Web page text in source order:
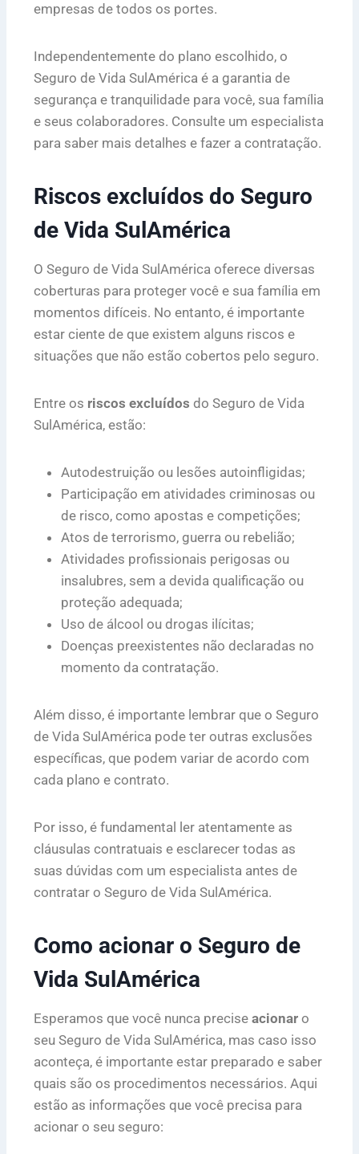
empresas de todos os portes.
Independentemente do plano escolhido, o
Seguro de Vida SulAmérica é a garantia de
segurança e tranquilidade para você, sua família
e seus colaboradores. Consulte um especialista
para saber mais detalhes e fazer a contratação.
Riscos excluídos do Seguro
de Vida SulAmérica
O Seguro de Vida SulAmérica oferece diversas
coberturas para proteger você e sua família em
momentos difíceis. No entanto, é importante
estar ciente de que existem alguns riscos e
situações que não estão cobertos pelo seguro.
Entre os riscos excluídos do Seguro de Vida
SulAmérica, estão:
Autodestruição ou lesões autoinfligidas;
Participação em atividades criminosas ou
de risco, como apostas e competições;
Atos de terrorismo, guerra ou rebelião;
Atividades profissionais perigosas ou
insalubres, sem a devida qualificação ou
proteção adequada;
Uso de álcool ou drogas ilícitas;
Doenças preexistentes não declaradas no
momento da contratação.
Além disso, é importante lembrar que o Seguro
de Vida SulAmérica pode ter outras exclusões
específicas, que podem variar de acordo com
cada plano e contrato.
Por isso, é fundamental ler atentamente as
cláusulas contratuais e esclarecer todas as
suas dúvidas com um especialista antes de
contratar o Seguro de Vida SulAmérica.
Como acionar o Seguro de
Vida SulAmérica
Esperamos que você nunca precise acionar o
seu Seguro de Vida SulAmérica, mas caso isso
aconteça, é importante estar preparado e saber
quais são os procedimentos necessários. Aqui
estão as informações que você precisa para
acionar o seu seguro: